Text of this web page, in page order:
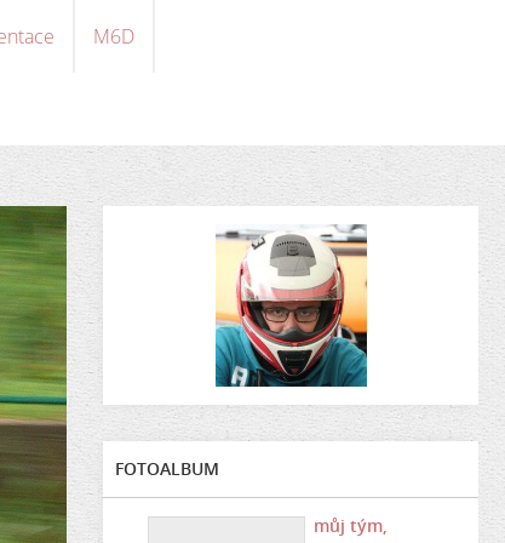
M6D
FOTOALBUM
můj tým,